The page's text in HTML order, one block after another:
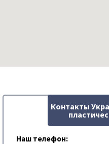
Контакты
Наш телефон: